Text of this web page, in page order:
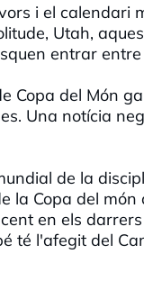
i el calendari
Utah,
entrar
del Món
Una notícia
de la
la Copa del
en els
té l'afegit del